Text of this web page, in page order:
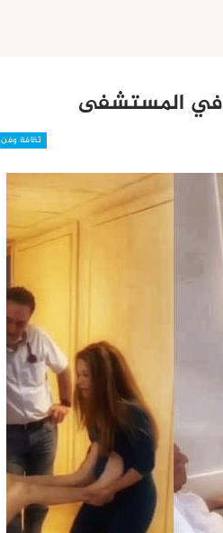
في المستشفى
ثقافة وفن